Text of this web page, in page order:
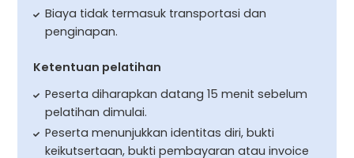
Biaya tidak termasuk transportasi dan
penginapan.
Ketentuan pelatihan
Peserta diharapkan datang 15 menit sebelum
pelatihan dimulai.
Peserta menunjukkan identitas diri, bukti
keikutsertaan, bukti pembayaran atau invoice